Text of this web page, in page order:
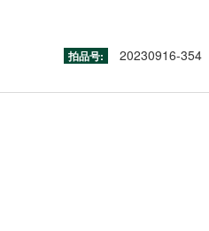
拍品号: 20230916-354